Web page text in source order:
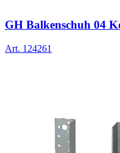
GH Balkenschuh 04
Art. 124261